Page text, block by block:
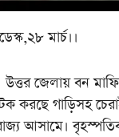
মার্চ।।
বন মাফিয়াদের
গাড়িসহ
আসামে।